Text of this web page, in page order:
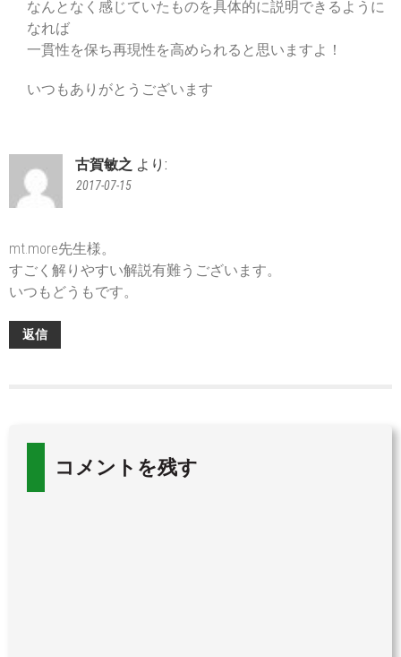
なんとなく感じていたものを具体的に説明できるように
なれば
一貫性を保ち再現性を高められると思いますよ！
いつもありがとうございます
古賀敏之 より:
2017-07-15
mt.more先生様。
すごく解りやすい解説有難うございます。
いつもどうもです。
返信
コメントを残す